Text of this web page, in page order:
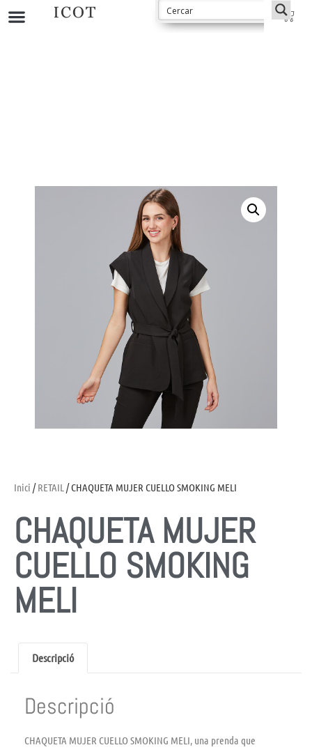
Inici /RETAIL / CHAQUETA MUJER CUELLO SMOKING MELI
CHAQUETA MUJER
CUELLO SMOKING
MELI
Descripció
Descripció
CHAQUETA MUJER CUELLO SMOKING MELI, una prenda que